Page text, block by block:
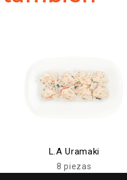
L.A Uramaki
8 piezas